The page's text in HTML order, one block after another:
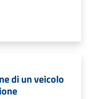
di un veicolo